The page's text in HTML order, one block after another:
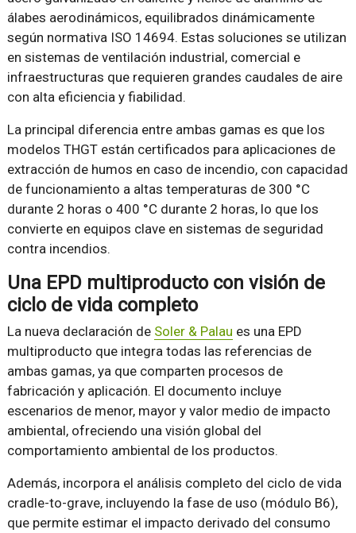
álabes aerodinámicos, equilibrados dinámicamente
según normativa ISO 14694. Estas soluciones se utilizan
en sistemas de ventilación industrial, comercial e
infraestructuras que requieren grandes caudales de aire
con alta eficiencia y fiabilidad.
La principal diferencia entre ambas gamas es que los
modelos THGT están certificados para aplicaciones de
extracción de humos en caso de incendio, con capacidad
de funcionamiento a altas temperaturas de 300 °C
durante 2 horas o 400 °C durante 2 horas, lo que los
convierte en equipos clave en sistemas de seguridad
contra incendios.
Una EPD multiproducto con visión de
ciclo de vida completo
La nueva declaración de Soler & Palau es una EPD
multiproducto que integra todas las referencias de
ambas gamas, ya que comparten procesos de
fabricación y aplicación. El documento incluye
escenarios de menor, mayor y valor medio de impacto
ambiental, ofreciendo una visión global del
comportamiento ambiental de los productos.
Además, incorpora el análisis completo del ciclo de vida
cradle-to-grave, incluyendo la fase de uso (módulo B6),
que permite estimar el impacto derivado del consumo